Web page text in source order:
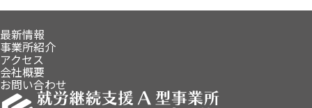
最新情報
事業所紹介
アクセス
会社概要
お問い合わせ